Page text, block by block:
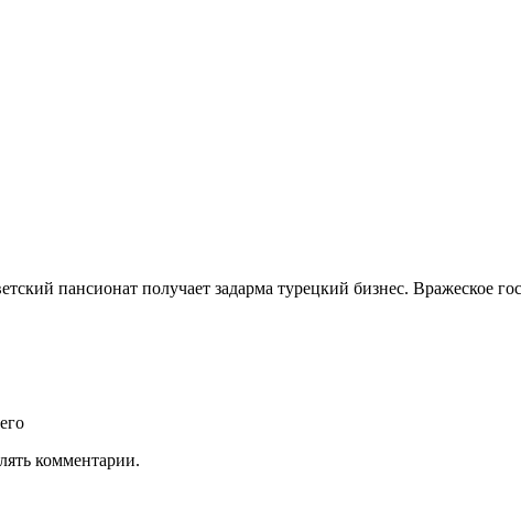
пансионат получает задарма турецкий бизнес. Вражеское
комментарии.